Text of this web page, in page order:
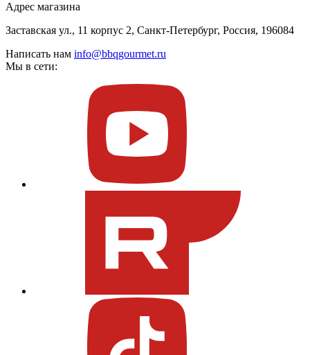
Адрес магазина
Заставская ул., 11 корпус 2, Санкт-Петербург, Россия, 196084
Написать нам info@bbqgourmet.ru
Мы в сети: